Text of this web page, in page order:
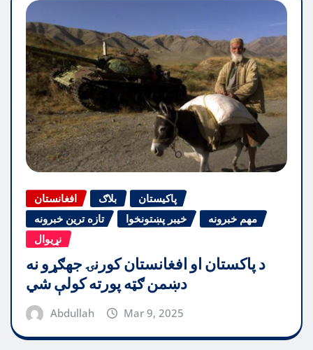
افغانستان بلاګ
پاکیستان
تازه ترین خبرونه
خیبر پښتونخوا
مهم خبرونه
نړیوال
د پاکستان او افغانستان کورنۍ جهګړو نه
دښمن ګټه پورته کولې شي
Abdullah Mar 9, 2025